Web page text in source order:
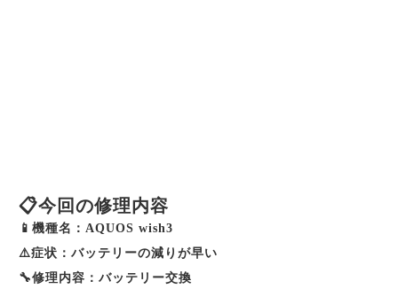
📋今回の修理内容
📱機種名：AQUOS wish3
⚠️症状：バッテリーの減りが早い
🔧修理内容：バッテリー交換